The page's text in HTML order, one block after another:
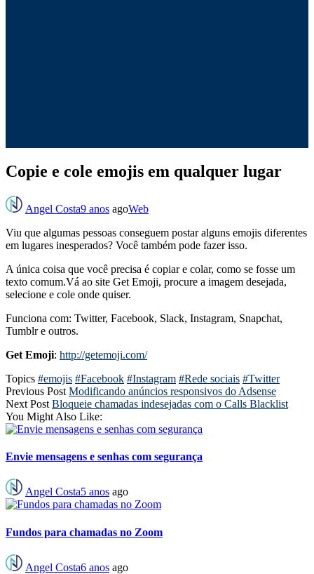
Copie e cole emojis em qualquer lugar
Angel Costa9 anos agoWeb
Viu que algumas pessoas conseguem postar alguns emojis diferentes
em lugares inesperados? Você também pode fazer isso.
A única coisa que você precisa é copiar e colar, como se fosse um
texto comum.Vá ao site Get Emoji, procure a imagem desejada,
selecione e cole onde quiser.
Funciona com: Twitter, Facebook, Slack, Instagram, Snapchat,
Tumblr e outros.
Get Emoji: http://getemoji.com/
Topics #emojis #Facebook #Instagram #Rede sociais #Twitter
Previous Post Modificando anúncios responsivos do Adsense
Next Post Bloqueie chamadas indesejadas com o Calls Blacklist
You Might Also Like:
Envie mensagens e senhas com segurança
Angel Costa5 anos ago
Fundos para chamadas no Zoom
Angel Costa6 anos ago